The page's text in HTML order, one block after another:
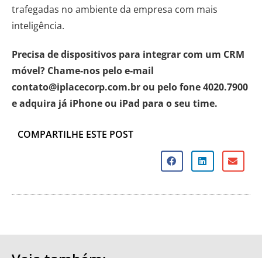
trafegadas no ambiente da empresa com mais
inteligência.
Precisa de dispositivos para integrar com um CRM
móvel? Chame-nos pelo e-mail
contato@iplacecorp.com.br ou pelo fone 4020.7900
e adquira já iPhone ou iPad para o seu time.
COMPARTILHE ESTE POST